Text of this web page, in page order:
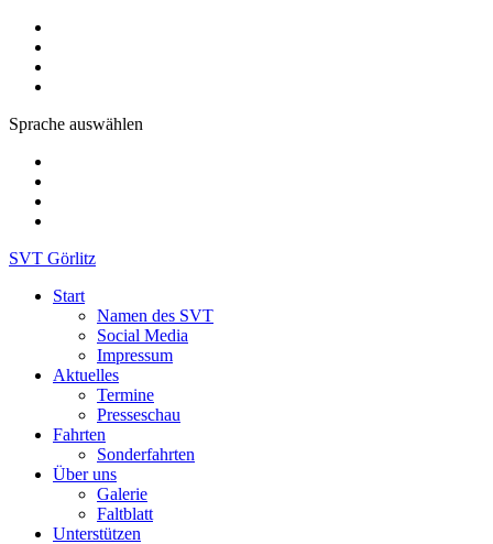
Sprache auswählen
SVT Görlitz
Start
Namen des SVT
Social Media
Impressum
Aktuelles
Termine
Presseschau
Fahrten
Sonderfahrten
Über uns
Galerie
Faltblatt
Unterstützen